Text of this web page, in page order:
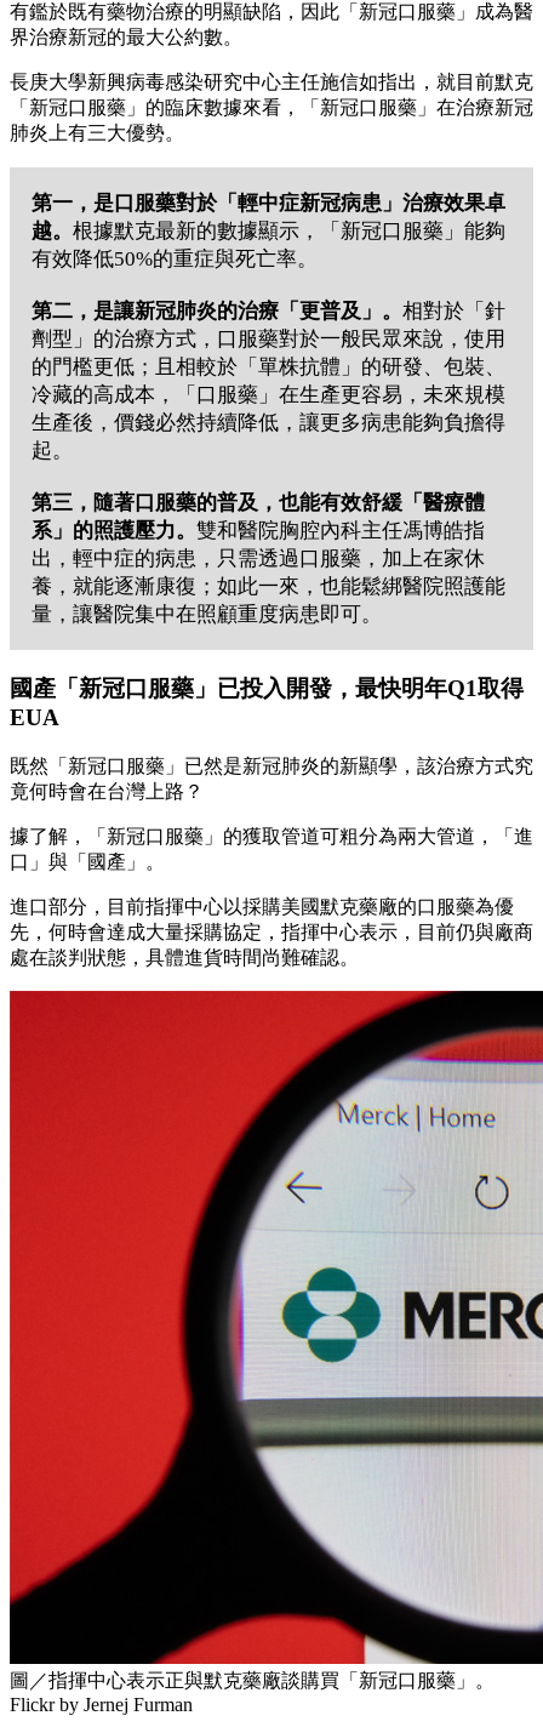
有鑑於既有藥物治療的明顯缺陷，因此「新冠口服藥」成為醫
界治療新冠的最大公約數。
長庚大學新興病毒感染研究中心主任施信如指出，就目前默克
「新冠口服藥」的臨床數據來看，「新冠口服藥」在治療新冠
肺炎上有三大優勢。
第一， 是口服藥對於「輕中症新冠病患」治療效果卓
越。 根據默克最新的數據顯示，「新冠口服藥」能夠
有效降低50%的重症與死亡率。
第二， 是讓新冠肺炎的治療「更普及」。 相對於「針
劑型」的治療方式，口服藥對於一般民眾來說，使用
的門檻更低；且相較於「單株抗體」的研發、包裝、
冷藏的高成本，「口服藥」在生產更容易，未來規模
生產後，價錢必然持續降低，讓更多病患能夠負擔得
起。
第三， 隨著口服藥的普及，也能有效舒緩「醫療體
系」的照護壓力。 雙和醫院胸腔內科主任馮博皓指
出，輕中症的病患，只需透過口服藥，加上在家休
養，就能逐漸康復；如此一來，也能鬆綁醫院照護能
量，讓醫院集中在照顧重度病患即可。
國產「新冠口服藥」已投入開發，最快明年Q1取得
EUA
既然「新冠口服藥」已然是新冠肺炎的新顯學，該治療方式究
竟何時會在台灣上路？
據了解，「新冠口服藥」的獲取管道可粗分為兩大管道，「進
口」與「國產」。
進口部分，目前指揮中心以採購美國默克藥廠的口服藥為優
先，何時會達成大量採購協定，指揮中心表示，目前仍與廠商
處在談判狀態，具體進貨時間尚難確認。
圖／指揮中心表示正與默克藥廠談購買「新冠口服藥」。
Flickr by Jernej Furman